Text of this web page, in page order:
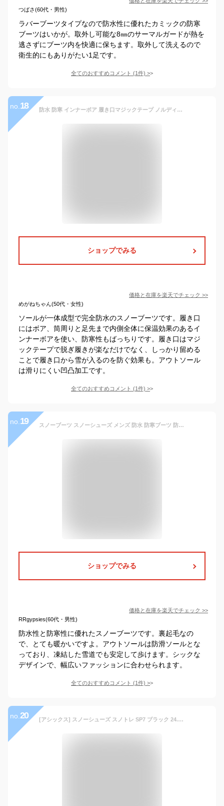
つばさ(60代・男性)
ラバーブーツタイプなので防水性に優れたカミックの防寒
ブーツはいかが。取外し可能な8㎜のサーマルガードが熱を
逃さずにブーツ内を快適に保ちます。取外して洗えるので
衛生的にもありがたい1足です。
全てのおすすめコメント (1件) >
no. 18 防水 防寒 インナーボア 履き口マジックテープ ノルディックブーツ メンズ スノーブーツ [go138]
ショップでみる
価格と在庫を楽天でチェック >>
めがねちゃん(50代・女性)
ソールが一体成型で完全防水のスノーブーツです。履き口
にはボア、筒周りと足先まで内側全体に保温効果のあるイ
ンナーボアを使い、防寒性もばっちりです。履き口はマジ
ックテープで脱ぎ履きが楽なだけでなく、しっかり留める
ことで履き口から雪が入るのを防ぐ効果も。アウトソール
は滑りにくい凹凸加工です。
全てのおすすめコメント (1件) >
no. 19 スノーブーツ スノーシューズ メンズ 防水 防寒ブーツ 防滑 ウォーキング アウトドア【商品番号:111shs01】
ショップでみる
価格と在庫を楽天でチェック >>
RRgypsies(60代・男性)
防水性と防寒性に優れたスノーブーツです。裏起毛なの
で、とても暖かいですよ。アウトソールは防滑ソールとな
っており、凍結した雪道でも安定して歩けます。シックな
デザインで、幅広いファッションに合わせられます。
全てのおすすめコメント (1件) >
no. 20 [アシックス] スノーシューズ スノトレ SP7 ブラック 24.5 cm ワイド